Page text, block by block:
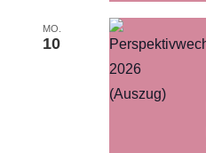
MO.
10